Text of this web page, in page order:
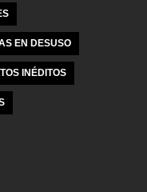
EN DESUSO
INÉDITOS